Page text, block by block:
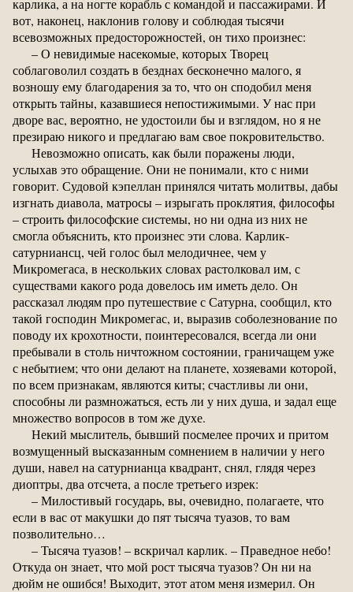
карлика, а на ногте корабль с командой и пассажирами. И
вот, наконец, наклонив голову и соблюдая тысячи
всевозможных предосторожностей, он тихо произнес:
– О невидимые насекомые, которых Творец
соблаговолил создать в безднах бесконечно малого, я
возношу ему благодарения за то, что он сподобил меня
открыть тайны, казавшиеся непостижимыми. У нас при
дворе вас, вероятно, не удостоили бы и взглядом, но я не
презираю никого и предлагаю вам свое покровительство.
Невозможно описать, как были поражены люди,
услыхав это обращение. Они не понимали, кто с ними
говорит. Судовой кэпеллан принялся читать молитвы, дабы
изгнать диавола, матросы – изрыгать проклятия, философы
– строить философские системы, но ни одна из них не
смогла объяснить, кто произнес эти слова. Карлик-
сатурниансц, чей голос был мелодичнее, чем у
Микромегаса, в нескольких словах растолковал им, с
существами какого рода довелось им иметь дело. Он
рассказал людям про путешествие с Сатурна, сообщил, кто
такой господин Микромегас, и, выразив соболезнование по
поводу их крохотности, поинтересовался, всегда ли они
пребывали в столь ничтожном состоянии, граничащем уже
с небытием; что они делают на планете, хозяевами которой,
по всем признакам, являются киты; счастливы ли они,
способны ли размножаться, есть ли у них душа, и задал еще
множество вопросов в том же духе.
Некий мыслитель, бывший посмелее прочих и притом
возмущенный высказанным сомнением в наличии у него
души, навел на сатурнианца квадрант, снял, глядя через
диоптры, два отсчета, а после третьего изрек:
– Милостивый государь, вы, очевидно, полагаете, что
если в вас от макушки до пят тысяча туазов, то вам
позволительно…
– Тысяча туазов! – вскричал карлик. – Праведное небо!
Откуда он знает, что мой рост тысяча туазов? Он ни на
дюйм не ошибся! Выходит, этот атом меня измерил. Он